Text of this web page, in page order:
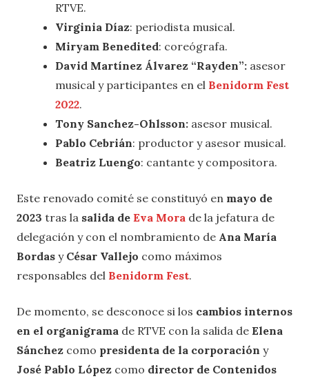
RTVE.
Virginia Díaz: periodista musical.
Miryam Benedited: coreógrafa.
David Martínez Álvarez “Rayden”: asesor
musical y participantes en el Benidorm Fest
2022.
Tony Sanchez-Ohlsson: asesor musical.
Pablo Cebrián: productor y asesor musical.
Beatriz Luengo: cantante y compositora.
Este renovado comité se constituyó en mayo de
2023 tras la salida de Eva Mora de la jefatura de
delegación y con el nombramiento de Ana María
Bordas y César Vallejo como máximos
responsables del Benidorm Fest.
De momento, se desconoce si los cambios internos
en el organigrama de RTVE con la salida de Elena
Sánchez como presidenta de la corporación y
José Pablo López como director de Contenidos